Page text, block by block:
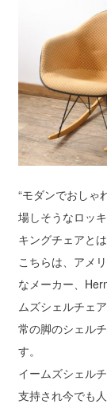
“モダンでおしゃ
場しそうなロッ
キングチェアと
こちらは、アメ
なメーカー、
ムズシェルチェ
常の脚のシェル
す。
イームズシェル
支持され今でも